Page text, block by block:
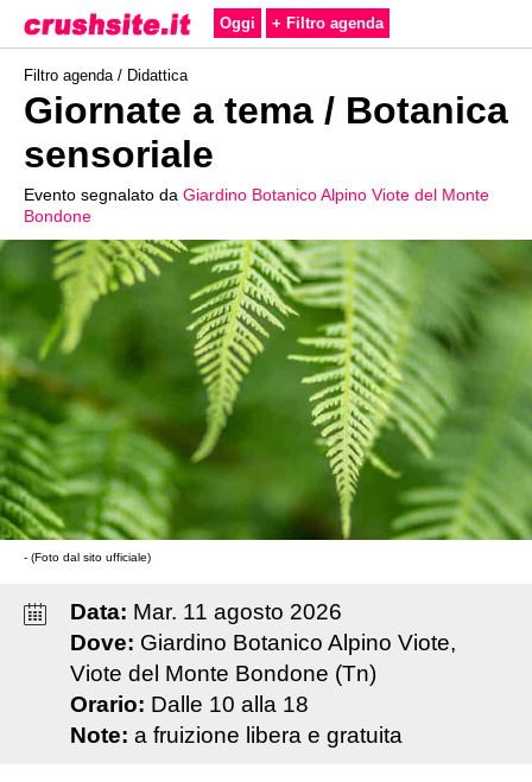
Oggi + Filtro agenda
Filtro agenda / Didattica
Giornate a tema / Botanica
sensoriale
Evento segnalato da Giardino Botanico Alpino Viote del Monte
Bondone
- (Foto dal sito ufficiale)
Data: Mar. 11 agosto 2026
Dove: Giardino Botanico Alpino Viote,
Viote del Monte Bondone (Tn)
Orario: Dalle 10 alla 18
Note: a fruizione libera e gratuita